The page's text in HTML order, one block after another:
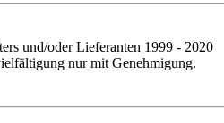
und/oder Lieferanten 1999 - 2020
nur mit Genehmigung.